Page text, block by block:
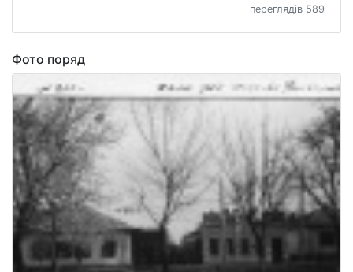
переглядів 589
Фото поряд